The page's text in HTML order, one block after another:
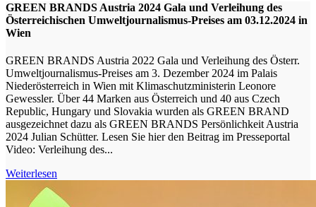
GREEN BRANDS Austria 2024 Gala und Verleihung des
Österreichischen Umweltjournalismus-Preises am 03.12.2024 in
Wien
GREEN BRANDS Austria 2022 Gala und Verleihung des Österr.
Umweltjournalismus-Preises am 3. Dezember 2024 im Palais
Niederösterreich in Wien mit Klimaschutzministerin Leonore
Gewessler. Über 44 Marken aus Österreich und 40 aus Czech
Republic, Hungary und Slovakia wurden als GREEN BRAND
ausgezeichnet dazu als GREEN BRANDS Persönlichkeit Austria
2024 Julian Schütter. Lesen Sie hier den Beitrag im Presseportal
Video: Verleihung des...
Weiterlesen